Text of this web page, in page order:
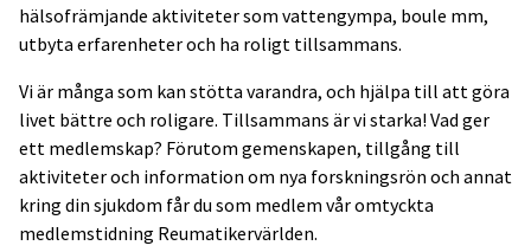
hälsofrämjande aktiviteter som vattengympa, boule mm,
utbyta erfarenheter och ha roligt tillsammans.
Vi är många som kan stötta varandra, och hjälpa till att göra
livet bättre och roligare. Tillsammans är vi starka! Vad ger
ett medlemskap? Förutom gemenskapen, tillgång till
aktiviteter och information om nya forskningsrön och annat
kring din sjukdom får du som medlem vår omtyckta
medlemstidning Reumatikervärlden.